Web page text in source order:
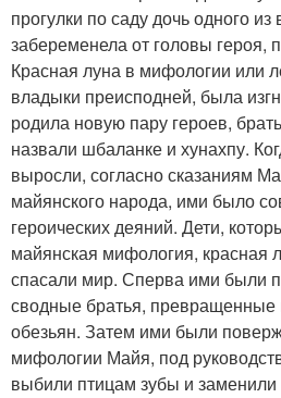
прогулки по саду дочь одного
забеременела от головы героя,
Красная луна в мифологии или
владыки преисподней, была
родила новую пару героев,
назвали шбаланке и хунахпу.
выросли, согласно сказаниям
майянского народа, ими было
героических деяний. Дети,
майянская мифология, красная
спасали мир. Сперва ими были
сводные братья,
обезьян. Затем ими были
мифологии Майя, под
выбили птицам зубы и заменили